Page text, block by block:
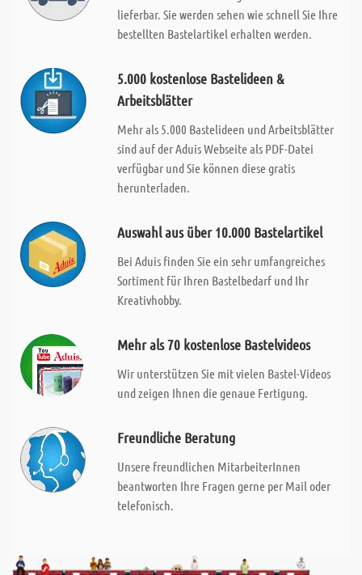
lieferbar. Sie werden sehen wie schnell Sie Ihre
bestellten Bastelartikel erhalten werden.
5.000 kostenlose Bastelideen &
Arbeitsblätter
Mehr als 5.000 Bastelideen und Arbeitsblätter
sind auf der Aduis Webseite als PDF-Datei
verfügbar und Sie können diese gratis
herunterladen.
Auswahl aus über 10.000 Bastelartikel
Bei Aduis finden Sie ein sehr umfangreiches
Sortiment für Ihren Bastelbedarf und Ihr
Kreativhobby.
Mehr als 70 kostenlose Bastelvideos
Wir unterstützen Sie mit vielen Bastel-Videos
und zeigen Ihnen die genaue Fertigung.
Freundliche Beratung
Unsere freundlichen MitarbeiterInnen
beantworten Ihre Fragen gerne per Mail oder
telefonisch.